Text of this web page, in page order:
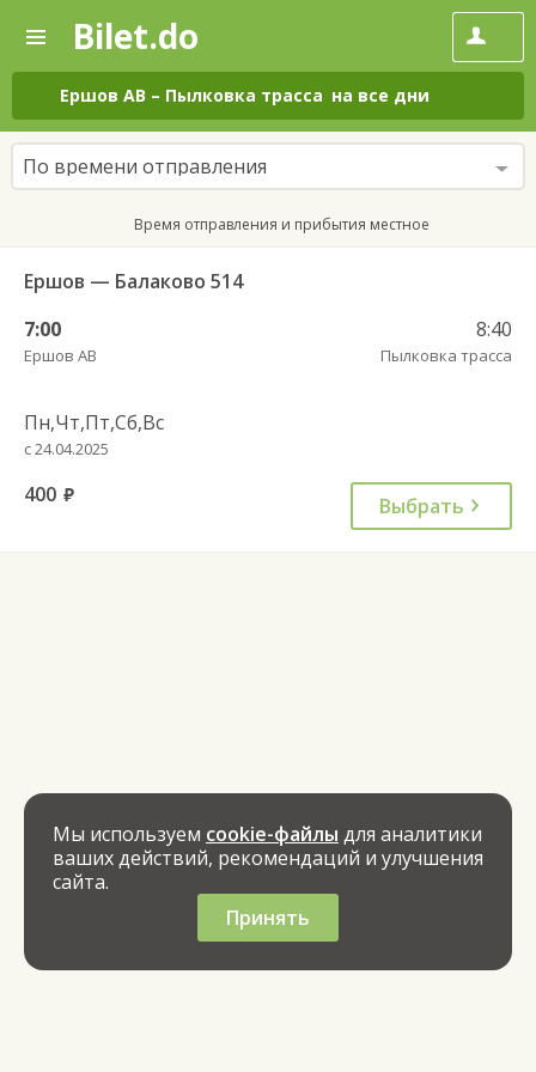
—
Поиск
и
покупка
билетов
на
автобус
онлайн
Bilet.do
Ершов АВ – Пылковка трасса на все дни
По времени отправления
Время отправления и прибытия местное
Ершов — Балаково 514
7:00
Ершов АВ
8:40
Пылковка трасса
Пн,Чт,Пт,Сб,Вс
с 24.04.2025
400 руб. Выбрать
Мы используем cookie-файлы для аналитики
ваших действий, рекомендаций и улучшения
сайта.
Принять